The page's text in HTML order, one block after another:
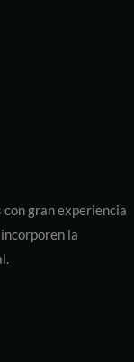
con gran experiencia
la